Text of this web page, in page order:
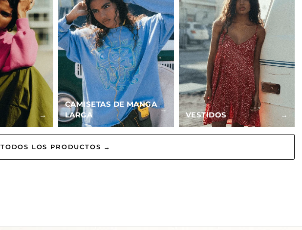
→
CAMISETAS DE MANGA
LARGA
→
VESTIDOS →
TODOS LOS PRODUCTOS →